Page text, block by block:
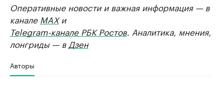
Оперативные новости и важная информация — в
канале MAXи
Telegram-канале РБК Ростов. Аналитика, мнения,
лонгриды — в Дзен
Авторы